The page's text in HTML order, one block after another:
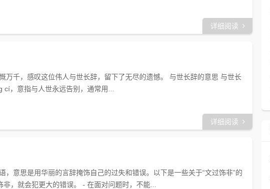
详细阅读
万千，感叹这位伟人与世长辞，留下了无尽的遗憾。 与世长辞的意思 与世长
，意指与人世永远告别，通常用...
详细阅读
，意思是用华丽的言辞掩饰自己的过失和错误。以下是一些关于“文过饰非”的
，就会犯更大的错误。 - 在面对问题时，不能...